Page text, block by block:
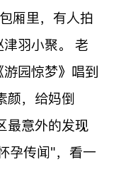
厢里，有人拍
羽小聚。 老
园惊梦》唱到
颜，给妈倒
最意外的发现
孕传闻"，看一